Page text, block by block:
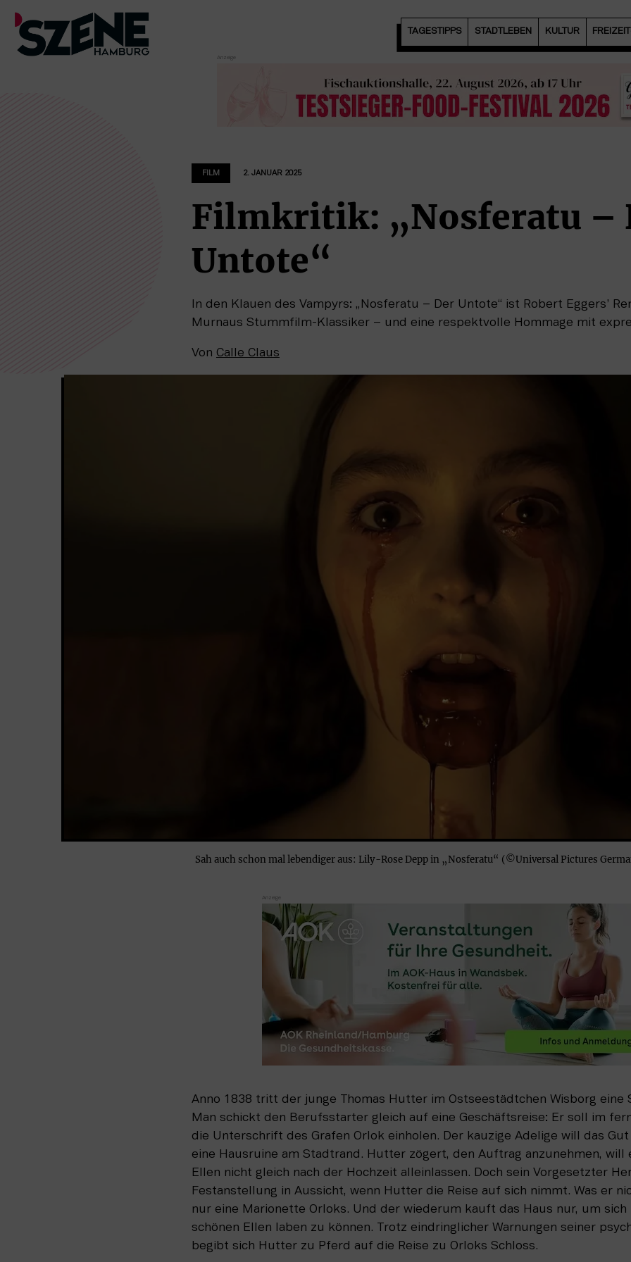
Zum
TAGESTIPPS STADTLEBEN KULTUR
FILM 2. JANUAR 2025
Filmkritik: „Nosferatu –
Untote“
In den Klauen des Vampyrs: „Nosferatu – Der Untote“ ist Robert Eggers’
Murnaus Stummfilm-Klassiker – und eine respektvolle Hommage mit
Von Calle Claus
Sah auch schon mal lebendiger aus: Lily-Rose Depp in „Nosferatu“ (©Universal Pictures
Anno 1838 tritt der junge Thomas Hutter im Ostseestädtchen Wisborg eine
Man schickt den Berufsstarter gleich auf eine Geschäftsreise: Er soll im
die Unterschrift des Grafen Orlok einholen. Der kauzige Adelige will das
eine Hausruine am Stadtrand. Hutter zögert, den Auftrag anzunehmen, will
Ellen nicht gleich nach der Hochzeit alleinlassen. Doch sein Vorgesetzter
Festanstellung in Aussicht, wenn Hutter die Reise auf sich nimmt. Was er
nur eine Marionette Orloks. Und der wiederum kauft das Haus nur, um
schönen Ellen laben zu können. Trotz eindringlicher Warnungen seiner
begibt sich Hutter zu Pferd auf die Reise zu Orloks Schloss.